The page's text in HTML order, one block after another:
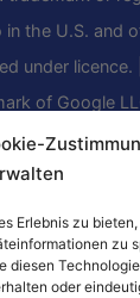
Erlebnis zu
zu
diesen
oder
the U.S. and
under licence. |
of Google
and logos
owned by
Ltd. is under
trade names